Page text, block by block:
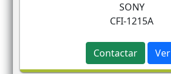
SONY
CFI-1215A
Contactar Ver